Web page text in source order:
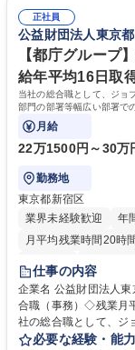
るので安心して入行い
や社内副業等を活用し
ます。 学歴・資格 学歴：大学院 大学 高専 短大 専修学校 高校 語学力：
資格：
正社員
公益財団法人東京
【都庁グループ
給年平均16日取
当社の総合職として、ジョ
部門の部署等幅広い部署で
ております！ ※下記業務詳
月給
22万1500円～30万
勤務地
東京都新宿区
業界未経験歓迎
年
月平均残業時間20時
研修あり
退職金あり
駅近5分以内
資格
仕事の内容
企業名 公益財団法人東京都道路整
合職（事務）◇残業月平均9
社の総合職として、ジ
等のフロント部門の部
必要な経験・能